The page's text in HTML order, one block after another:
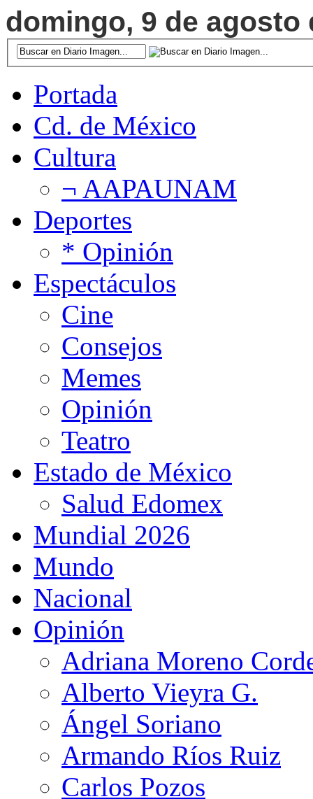
domingo, 9 de agosto
Portada
Cd. de México
Cultura
¬ AAPAUNAM
Deportes
* Opinión
Espectáculos
Cine
Consejos
Memes
Opinión
Teatro
Estado de México
Salud Edomex
Mundial 2026
Mundo
Nacional
Opinión
Adriana Moreno
Alberto Vieyra G.
Ángel Soriano
Armando Ríos Ruiz
Carlos Pozos